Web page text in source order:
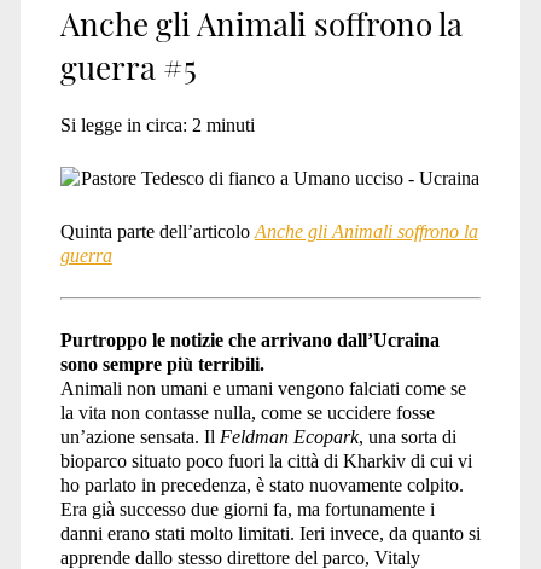
Anche gli Animali soffrono la
guerra #5
Si legge in circa: 2 minuti
Quinta parte dell’articolo Anche gli Animali soffrono la
guerra
Purtroppo le notizie che arrivano dall’Ucraina
sono sempre più terribili.
Animali non umani e umani vengono falciati come se
la vita non contasse nulla, come se uccidere fosse
un’azione sensata. Il Feldman Ecopark, una sorta di
bioparco situato poco fuori la città di Kharkiv di cui vi
ho parlato in precedenza, è stato nuovamente colpito.
Era già successo due giorni fa, ma fortunamente i
danni erano stati molto limitati. Ieri invece, da quanto si
apprende dallo stesso direttore del parco, Vitaly